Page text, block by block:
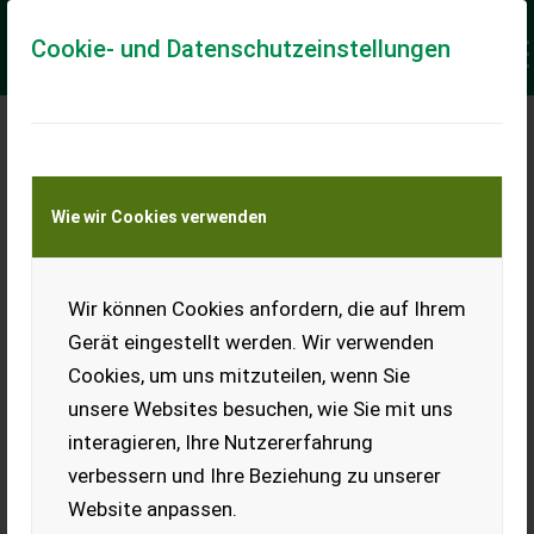
Cookie- und Datenschutzeinstellungen
Wie wir Cookies verwenden
Wir können Cookies anfordern, die auf Ihrem
Gerät eingestellt werden. Wir verwenden
Cookies, um uns mitzuteilen, wenn Sie
unsere Websites besuchen, wie Sie mit uns
interagieren, Ihre Nutzererfahrung
verbessern und Ihre Beziehung zu unserer
Website anpassen.
ANGEBOTE ÄNDERN
ODER LÖSCHEN
Erfahren Sie hier, wie Sie Ihre Angebote und
Entwürfe bearbeiten, löschen und drucken können
ANZEIGE ÄNDERN